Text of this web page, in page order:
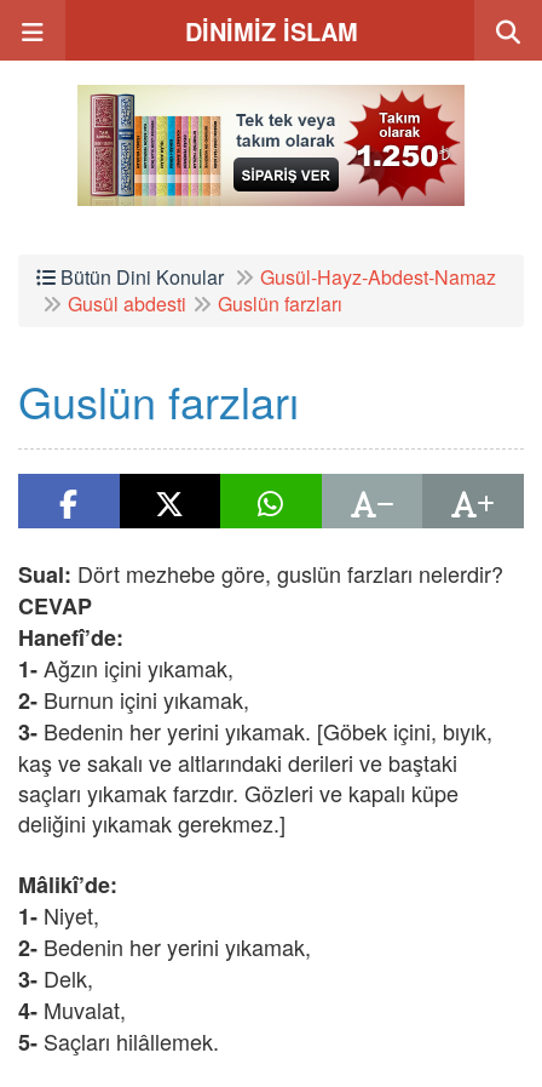
DİNİMİZ İSLAM
Bütün Dini Konular
Gusül-Hayz-Abdest-Namaz
Gusül abdesti
Guslün farzları
Guslün farzları
Sual: Dört mezhebe göre, guslün farzları nelerdir?
CEVAP
Hanefî’de:
1-Ağzın içini yıkamak,
2- Burnun içini yıkamak,
3- Bedenin her yerini yıkamak. [Göbek içini, bıyık,
kaş ve sakalı ve altlarındaki derileri ve baştaki
saçları yıkamak farzdır. Gözleri ve kapalı küpe
deliğini yıkamak gerekmez.]
Mâlikî’de:
1- Niyet,
2- Bedenin her yerini yıkamak,
3- Delk,
4- Muvalat,
5- Saçları hilâllemek.